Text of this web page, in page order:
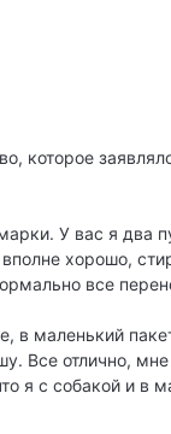
которое
У вас я два
хорошо,
все
в маленький
Все отлично,
я с собакой и в